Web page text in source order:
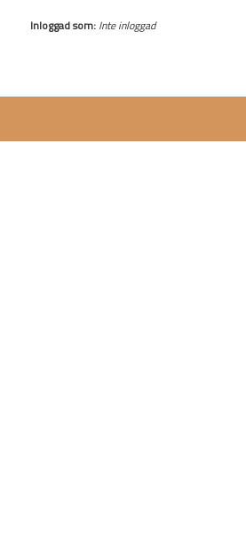
Inloggad som: Inte inloggad